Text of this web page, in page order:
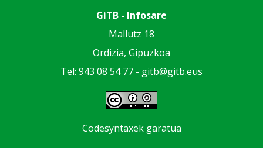
GiTB - Infosare
Mallutz 18
Ordizia, Gipuzkoa
Tel: 943 08 54 77 - gitb@gitb.eus
Codesyntaxek garatua